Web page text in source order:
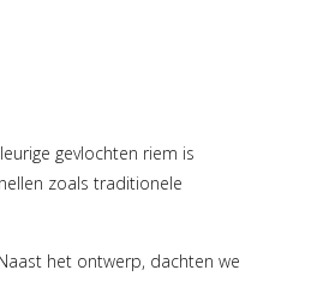
gevlochten riem is
zoals traditionele
het ontwerp, dachten we